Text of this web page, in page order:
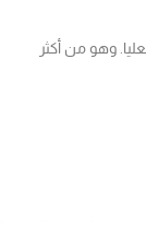
وهو من أكثر